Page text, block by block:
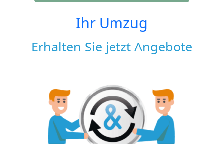
Ihr Umzug
Erhalten Sie jetzt Angebote